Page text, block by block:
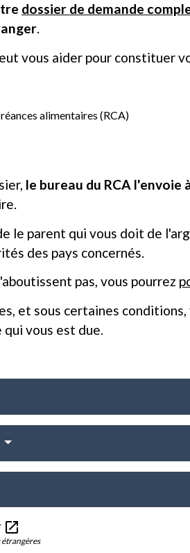
dossier de demande
.
vous aider pour constituer
alimentaires (RCA)
le bureau du RCA
le parent qui vous doit de
des pays concernés.
pas, vous pourrez
et sous certaines
vous est due.
open_in_new